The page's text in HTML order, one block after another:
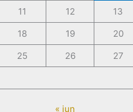
11 12 13
18 19 20
25 26 27
« jun